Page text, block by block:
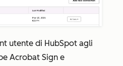
utente di HubSpot agli
Acrobat Sign e